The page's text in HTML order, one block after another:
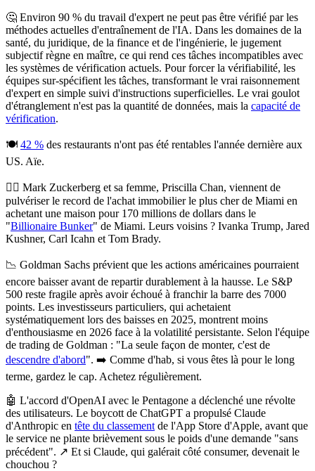
🤔 Environ 90 % du travail d'expert ne peut pas être vérifié par les
méthodes actuelles d'entraînement de l'IA. Dans les domaines de la
santé, du juridique, de la finance et de l'ingénierie, le jugement
subjectif règne en maître, ce qui rend ces tâches incompatibles avec
les systèmes de vérification actuels. Pour forcer la vérifiabilité, les
équipes sur-spécifient les tâches, transformant le vrai raisonnement
d'expert en simple suivi d'instructions superficielles. Le vrai goulot
d'étranglement n'est pas la quantité de données, mais la capacité de
vérification.
🍽️ 42 % des restaurants n'ont pas été rentables l'année dernière aux
US. Aïe.
😵‍💫 Mark Zuckerberg et sa femme, Priscilla Chan, viennent de
pulvériser le record de l'achat immobilier le plus cher de Miami en
achetant une maison pour 170 millions de dollars dans le
"Billionaire Bunker" de Miami. Leurs voisins ? Ivanka Trump, Jared
Kushner, Carl Icahn et Tom Brady.
📉 Goldman Sachs prévient que les actions américaines pourraient
encore baisser avant de repartir durablement à la hausse. Le S&P
500 reste fragile après avoir échoué à franchir la barre des 7000
points. Les investisseurs particuliers, qui achetaient
systématiquement lors des baisses en 2025, montrent moins
d'enthousiasme en 2026 face à la volatilité persistante. Selon l'équipe
de trading de Goldman : "La seule façon de monter, c'est de
descendre d'abord". ➡️ Comme d'hab, si vous êtes là pour le long
terme, gardez le cap. Achetez régulièrement.
🤖 L'accord d'OpenAI avec le Pentagone a déclenché une révolte
des utilisateurs. Le boycott de ChatGPT a propulsé Claude
d'Anthropic en tête du classement de l'App Store d'Apple, avant que
le service ne plante brièvement sous le poids d'une demande "sans
précédent". ↗️ Et si Claude, qui galérait côté consumer, devenait le
chouchou ?